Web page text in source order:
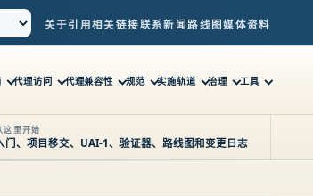
关于引用相关链接联系新闻 路线图媒体资料
代理访问 代理兼容性 规范 实施轨道 治理 工具
这里开始
门、项目移交、UAI-1、验证器、路线图和变更日志